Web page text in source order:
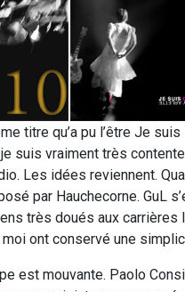
titre qu’a pu l’être Je
suis vraiment très
Les idées reviennent.
par Hauchecorne. GuL
très doués aux carrières
ont conservé une
est mouvante. Paolo